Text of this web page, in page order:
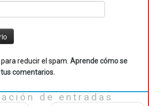
reducir el spam. Aprende cómo se
comentarios.
de entradas